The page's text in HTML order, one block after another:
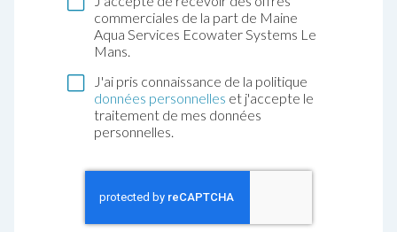
commerciales de la part de Maine
Aqua Services Ecowater Systems Le
Mans.
J'ai pris connaissance de la politique
données personnelles et j'accepte le
traitement de mes données
personnelles.